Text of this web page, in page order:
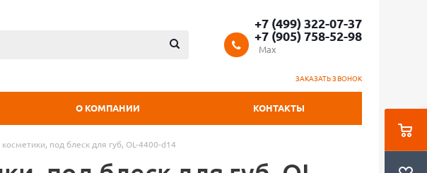
+7 (499) 322-07-37
+7 (905) 758-52-98
Max
ЗАКАЗАТЬ ЗВОНОК
О КОМПАНИИ КОНТАКТЫ
под блеск для губ, OL-4400-d14